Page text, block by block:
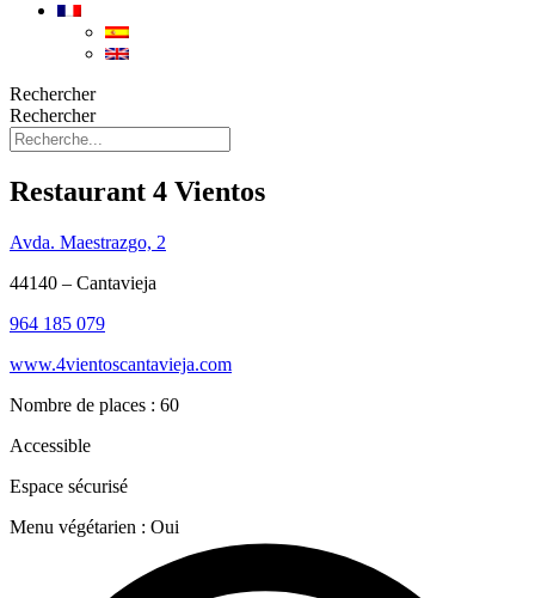
Rechercher
Rechercher
Restaurant 4 Vientos
Avda. Maestrazgo, 2
44140 – Cantavieja
964 185 079
www.4vientoscantavieja.com
Nombre de places : 60
Accessible
Espace sécurisé
Menu végétarien : Oui